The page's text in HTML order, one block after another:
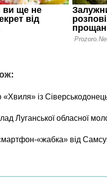
«Хвиля» із
Луганської обласної
«жабка» від